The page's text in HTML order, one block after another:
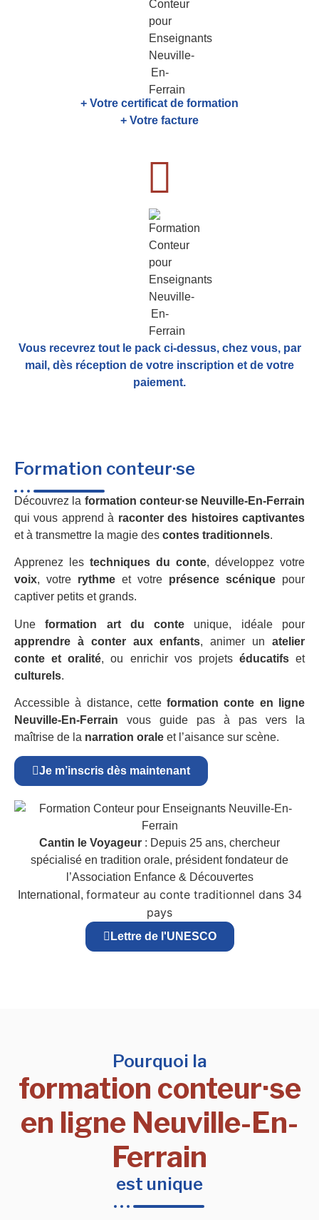
+ Votre certificat de formation
+ Votre facture
Vous recevrez tout le pack ci-dessus, chez vous, par
mail, dès réception de votre inscription et de votre
paiement.
Formation conteur·se
Découvrez la formation conteur·se Neuville-En-Ferrain
qui vous apprend à raconter des histoires captivantes
et à transmettre la magie des contes traditionnels.
Apprenez les techniques du conte, développez votre
voix, votre rythme et votre présence scénique pour
captiver petits et grands.
Uneformation art du conte unique, idéale pour
apprendre à conter aux enfants, animer unatelier
conte et oralité, ou enrichir vos projets éducatifset
culturels.
Accessible à distance, cetteformation conte en ligne
Neuville-En-Ferrain vous guide pas à pas vers la
maîtrise de la narration orale et l’aisance sur scène.
Je m’inscris dès maintenant
Cantin le Voyageur : Depuis 25 ans, chercheur
spécialisé en tradition orale, président fondateur de
l’Association Enfance & Découvertes
International, formateur au conte traditionnel dans 34
pays
Lettre de l'UNESCO
Pourquoi la
formation conteur·se
en ligne Neuville-En-
Ferrain
est unique